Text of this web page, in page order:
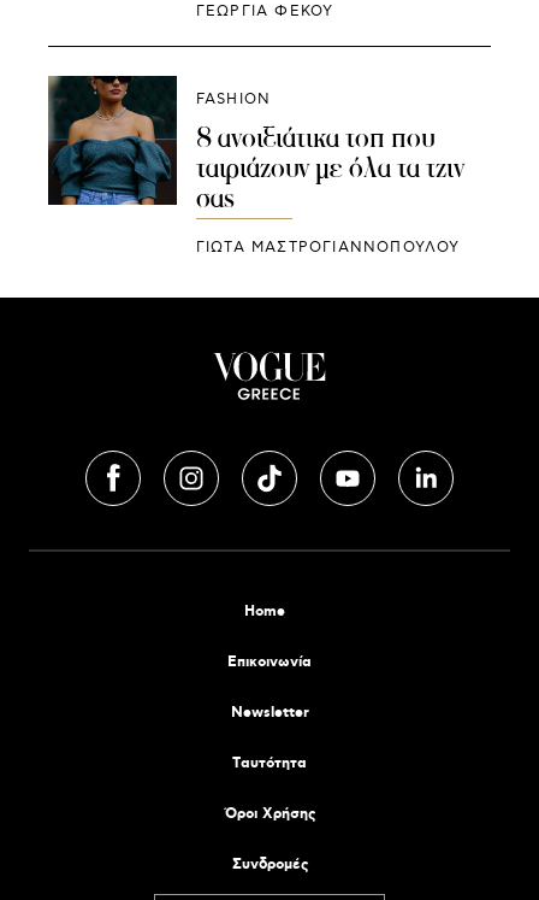
ΓΕΩΡΓΙΑ ΦΕΚΟΥ
FASHION
8 ανοιξιάτικα τοπ που
ταιριάζουν με όλα τα τζιν
σας
ΓΙΩΤΑ ΜΑΣΤΡΟΓΙΑΝΝΟΠΟΥΛΟΥ
Home
Επικοινωνία
Newsletter
Tαυτότητα
Όροι Χρήσης
Συνδρομές